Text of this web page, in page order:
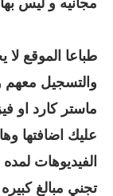
طباعا الموقع
والتسجيل معهم
ماستر كارد او
عليك اضافتها
تجني مبالغ